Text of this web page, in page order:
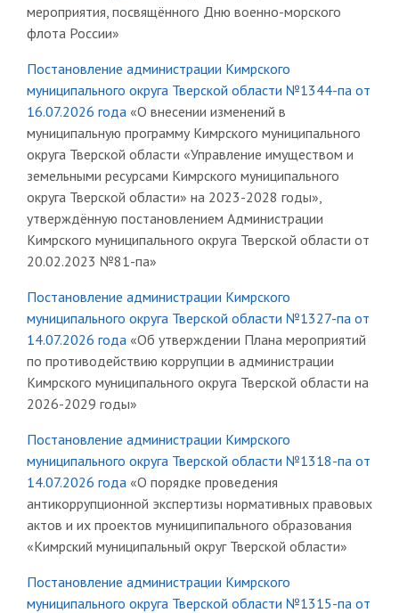
мероприятия, посвящённого Дню военно-морского
флота России»
Постановление администрации Кимрского
муниципального округа Тверской области №1344-па от
16.07.2026 года «О внесении изменений в
муниципальную программу Кимрского муниципального
округа Тверской области «Управление имуществом и
земельными ресурсами Кимрского муниципального
округа Тверской области» на 2023-2028 годы»,
утверждённую постановлением Администрации
Кимрского муниципального округа Тверской области от
20.02.2023 №81-па»
Постановление администрации Кимрского
муниципального округа Тверской области №1327-па от
14.07.2026 года «Об утверждении Плана мероприятий
по противодействию коррупции в администрации
Кимрского муниципального округа Тверской области на
2026-2029 годы»
Постановление администрации Кимрского
муниципального округа Тверской области №1318-па от
14.07.2026 года «О порядке проведения
антикоррупционной экспертизы нормативных правовых
актов и их проектов муниципипального образования
«Кимрский муниципальный округ Тверской области»
Постановление администрации Кимрского
муниципального округа Тверской области №1315-па от